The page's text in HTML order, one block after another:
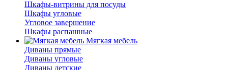
Шкафы-витрины для посуды
Шкафы угловые
Угловое завершение
Шкафы распашные
Мягкая мебель
Диваны прямые
Диваны угловые
Диваны детские